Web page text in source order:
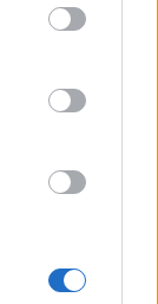
may click to
tags to
Google